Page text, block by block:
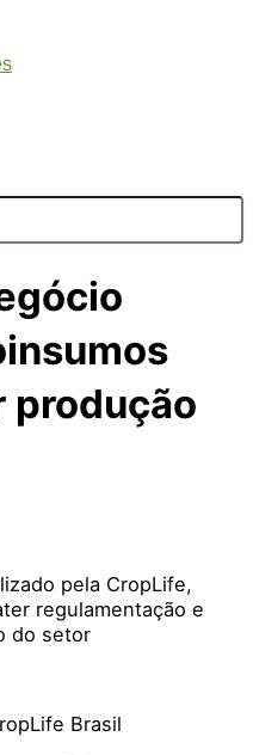
produção
pela CropLife,
regulamentação e
do setor
Brasil